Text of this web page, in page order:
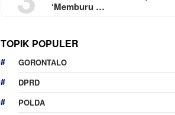
‘Memburu …
TOPIK POPULER
GORONTALO
DPRD
POLDA